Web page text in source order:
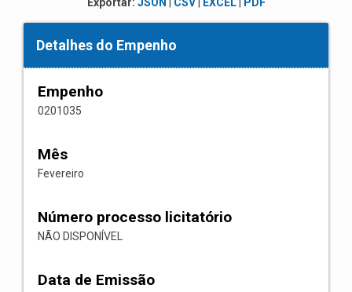
Detalhes do Empenho
Empenho
0201035
Mês
Fevereiro
Número processo licitatório
NÃO DISPONÍVEL
Data de Emissão